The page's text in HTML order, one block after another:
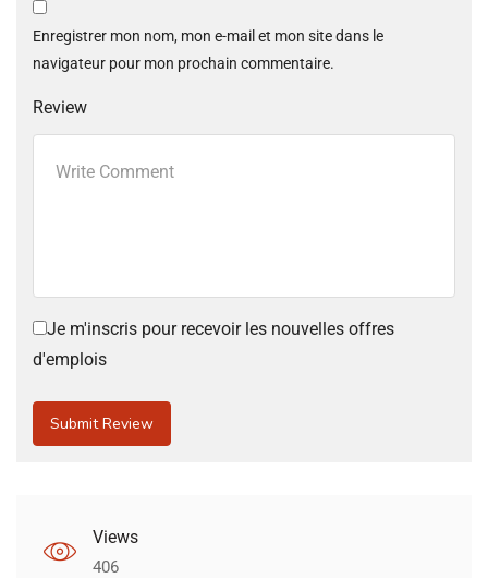
Enregistrer mon nom, mon e-mail et mon site dans le
navigateur pour mon prochain commentaire.
Review
Je m'inscris pour recevoir les nouvelles offres
d'emplois
Views
406